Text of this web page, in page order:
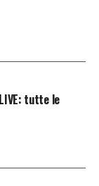
tutte le